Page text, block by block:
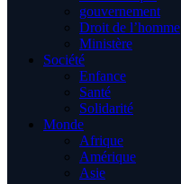
gouvernement
Droit de l’homme
Ministère
Société
Enfance
Santé
Solidarité
Monde
Afrique
Amérique
Asie